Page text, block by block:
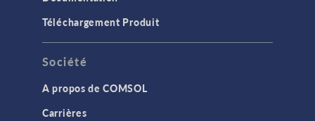
Téléchargement Produit
Société
A propos de COMSOL
Carrières